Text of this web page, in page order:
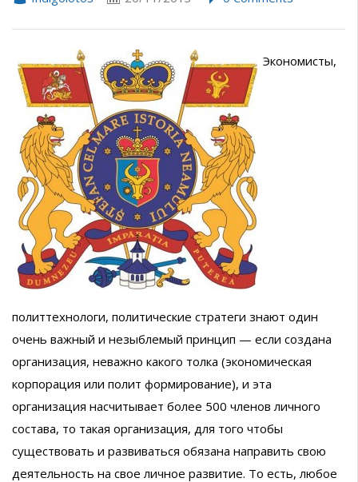
Экономисты,
политтехнологи, политические стратеги знают один
очень важный и незыблемый принцип — если создана
организация, неважно какого толка (экономическая
корпорация или полит формирование), и эта
организация насчитывает более 500 членов личного
состава, то такая организация, для того чтобы
существовать и развиваться обязана направить свою
деятельность на свое личное развитие. То есть, любое